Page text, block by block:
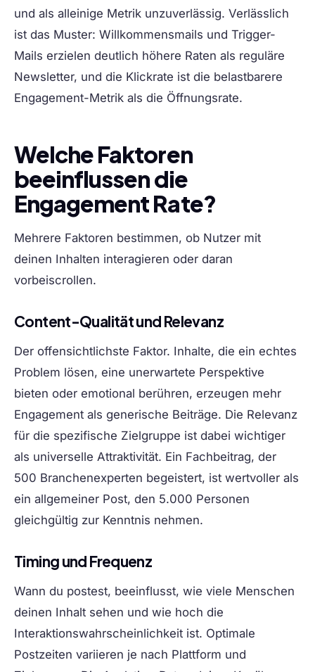
und als alleinige Metrik unzuverlässig. Verlässlich
ist das Muster: Willkommensmails und Trigger-
Mails erzielen deutlich höhere Raten als reguläre
Newsletter, und die Klickrate ist die belastbarere
Engagement-Metrik als die Öffnungsrate.
Welche Faktoren
beeinflussen die
Engagement Rate?
Mehrere Faktoren bestimmen, ob Nutzer mit
deinen Inhalten interagieren oder daran
vorbeiscrollen.
Content-Qualität und Relevanz
Der offensichtlichste Faktor. Inhalte, die ein echtes
Problem lösen, eine unerwartete Perspektive
bieten oder emotional berühren, erzeugen mehr
Engagement als generische Beiträge. Die Relevanz
für die spezifische Zielgruppe ist dabei wichtiger
als universelle Attraktivität. Ein Fachbeitrag, der
500 Branchenexperten begeistert, ist wertvoller als
ein allgemeiner Post, den 5.000 Personen
gleichgültig zur Kenntnis nehmen.
Timing und Frequenz
Wann du postest, beeinflusst, wie viele Menschen
deinen Inhalt sehen und wie hoch die
Interaktionswahrscheinlichkeit ist. Optimale
Postzeiten variieren je nach Plattform und